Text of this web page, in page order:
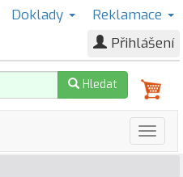
Doklady
Reklamace
Přihlášení
Hledat